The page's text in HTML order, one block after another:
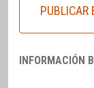
INFORMACIÓN